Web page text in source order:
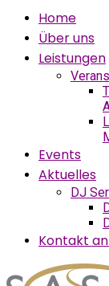
Home
Über uns
Leistungen
Events
Aktuelles
DJ
Kontakt